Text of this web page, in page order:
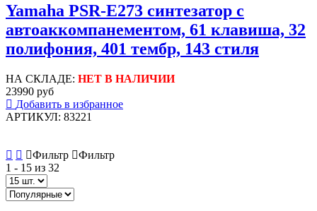
Yamaha PSR-E273 синтезатор с
автоаккомпанементом, 61 клавиша, 32
полифония, 401 тембр, 143 стиля
НА СКЛАДЕ: НЕТ В НАЛИЧИИ
23990 руб
Добавить в избранное
АРТИКУЛ: 83221
Фильтр
Фильтр
1 - 15 из 32